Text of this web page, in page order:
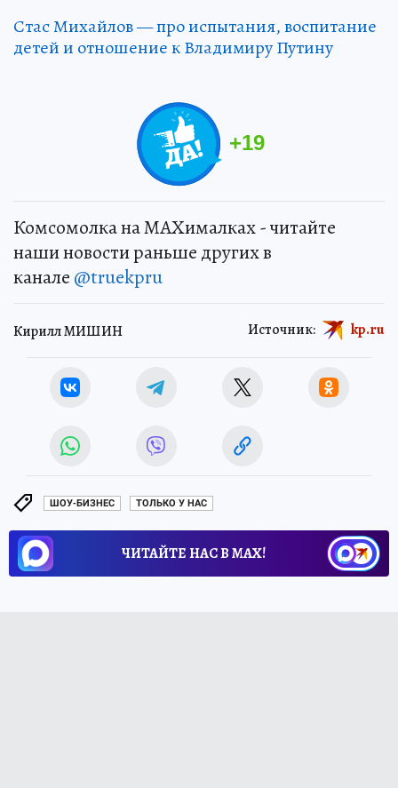
Стас Михайлов — про испытания, воспитание
детей и отношение к Владимиру Путину
+19
Комсомолка на MAXималках - читайте
наши новости раньше других в
канале @truekpru
Кирилл МИШИН Источник: kp.ru
ШОУ-БИЗНЕС ТОЛЬКО У НАС
ЧИТАЙТЕ НАС В МАХ!